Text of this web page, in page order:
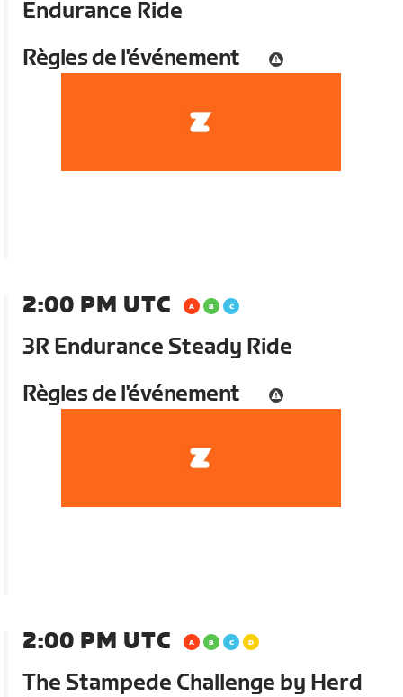
Endurance Ride
Règles de l'événement
2:00 PM UTC
3R Endurance Steady Ride
Règles de l'événement
2:00 PM UTC
The Stampede Challenge by Herd